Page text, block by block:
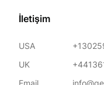
İletişim
USA
UK